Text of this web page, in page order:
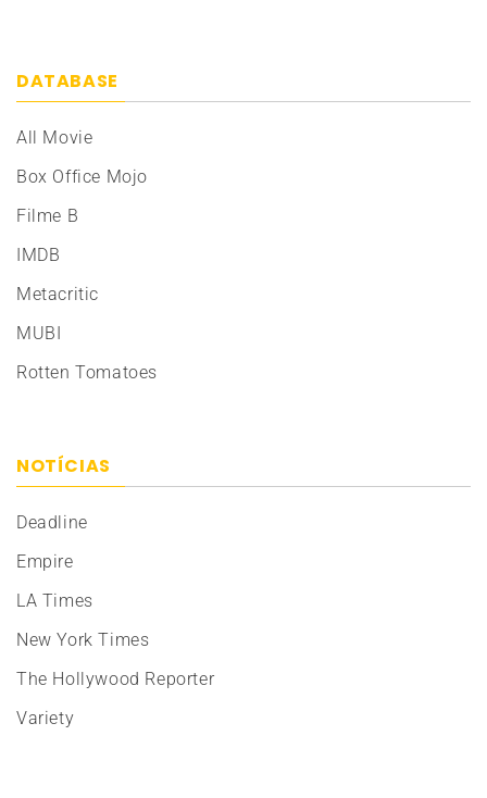
DATABASE
All Movie
Box Office Mojo
Filme B
IMDB
Metacritic
MUBI
Rotten Tomatoes
NOTÍCIAS
Deadline
Empire
LA Times
New York Times
The Hollywood Reporter
Variety